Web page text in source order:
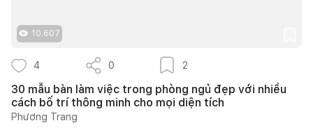
10.607
4 0 2
30 mẫu bàn làm việc trong phòng ngủ đẹp với nhiều
cách bố trí thông minh cho mọi diện tích
Phương Trang